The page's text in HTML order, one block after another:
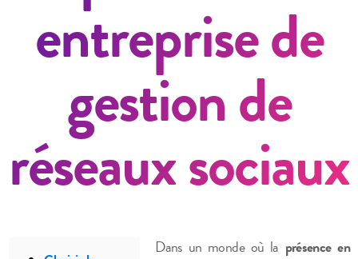
entreprise de
gestion de
réseaux sociaux
Dans un monde où la présence en